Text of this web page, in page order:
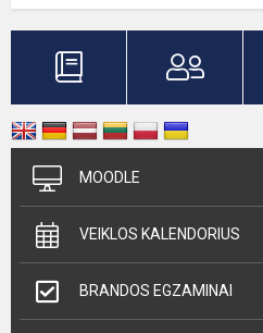
MOODLE
VEIKLOS KALENDORIUS
BRANDOS EGZAMINAI